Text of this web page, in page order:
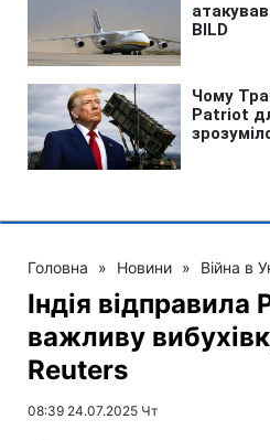
Головна » Новини » Війна в
Індія відправила
важливу
Reuters
08:39 24.07.2025 Чт